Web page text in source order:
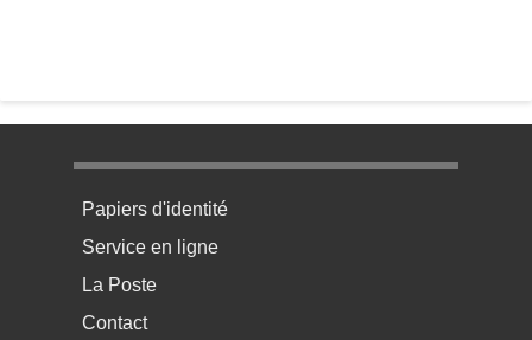
Menu pratique bas de page 1
Papiers d'identité
Service en ligne
La Poste
Contact